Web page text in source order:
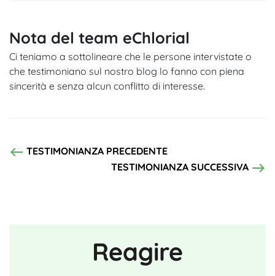
Nota del team eChlorial
Ci teniamo a sottolineare che le persone intervistate o
che testimoniano sul nostro blog lo fanno con piena
sincerità e senza alcun conflitto di interesse.
west TESTIMONIANZA PRECEDENTE
TESTIMONIANZA SUCCESSIVA east
Reagire